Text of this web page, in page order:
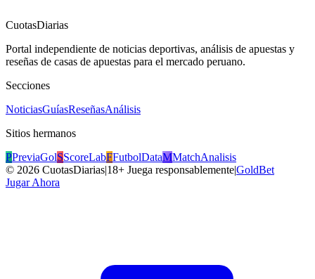
CuotasDiarias
Portal independiente de noticias deportivas, análisis de apuestas y
reseñas de casas de apuestas para el mercado peruano.
Secciones
NoticiasGuíasReseñasAnálisis
Sitios hermanos
PPreviaGolSScoreLabFFutbolDataMMatchAnalisis
© 2026 CuotasDiarias|18+ Juega responsablemente|GoldBet
Jugar Ahora